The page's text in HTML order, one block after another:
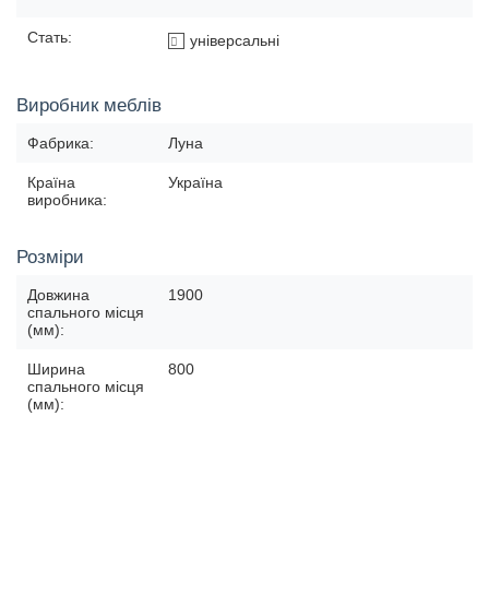
Стать: універсальні
Виробник меблів
Фабрика: Луна
Країна
виробника:
Україна
Розміри
Довжина
спального місця
(мм):
1900
Ширина
спального місця
(мм):
800